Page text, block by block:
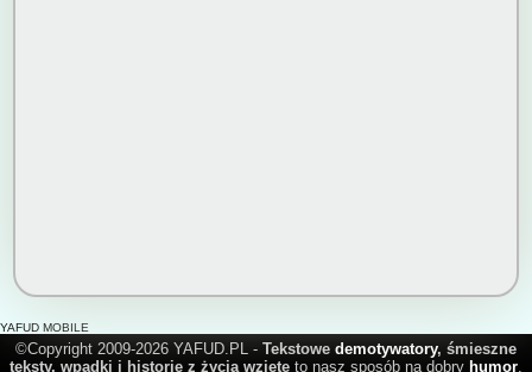
YAFUD MOBILE
©Copyright 2009-2026 YAFUD.PL - Tekstowe demotywatory, śmieszne
teksty, wpadki i historie z życia wzięte to nasz sposób na dobry humor.